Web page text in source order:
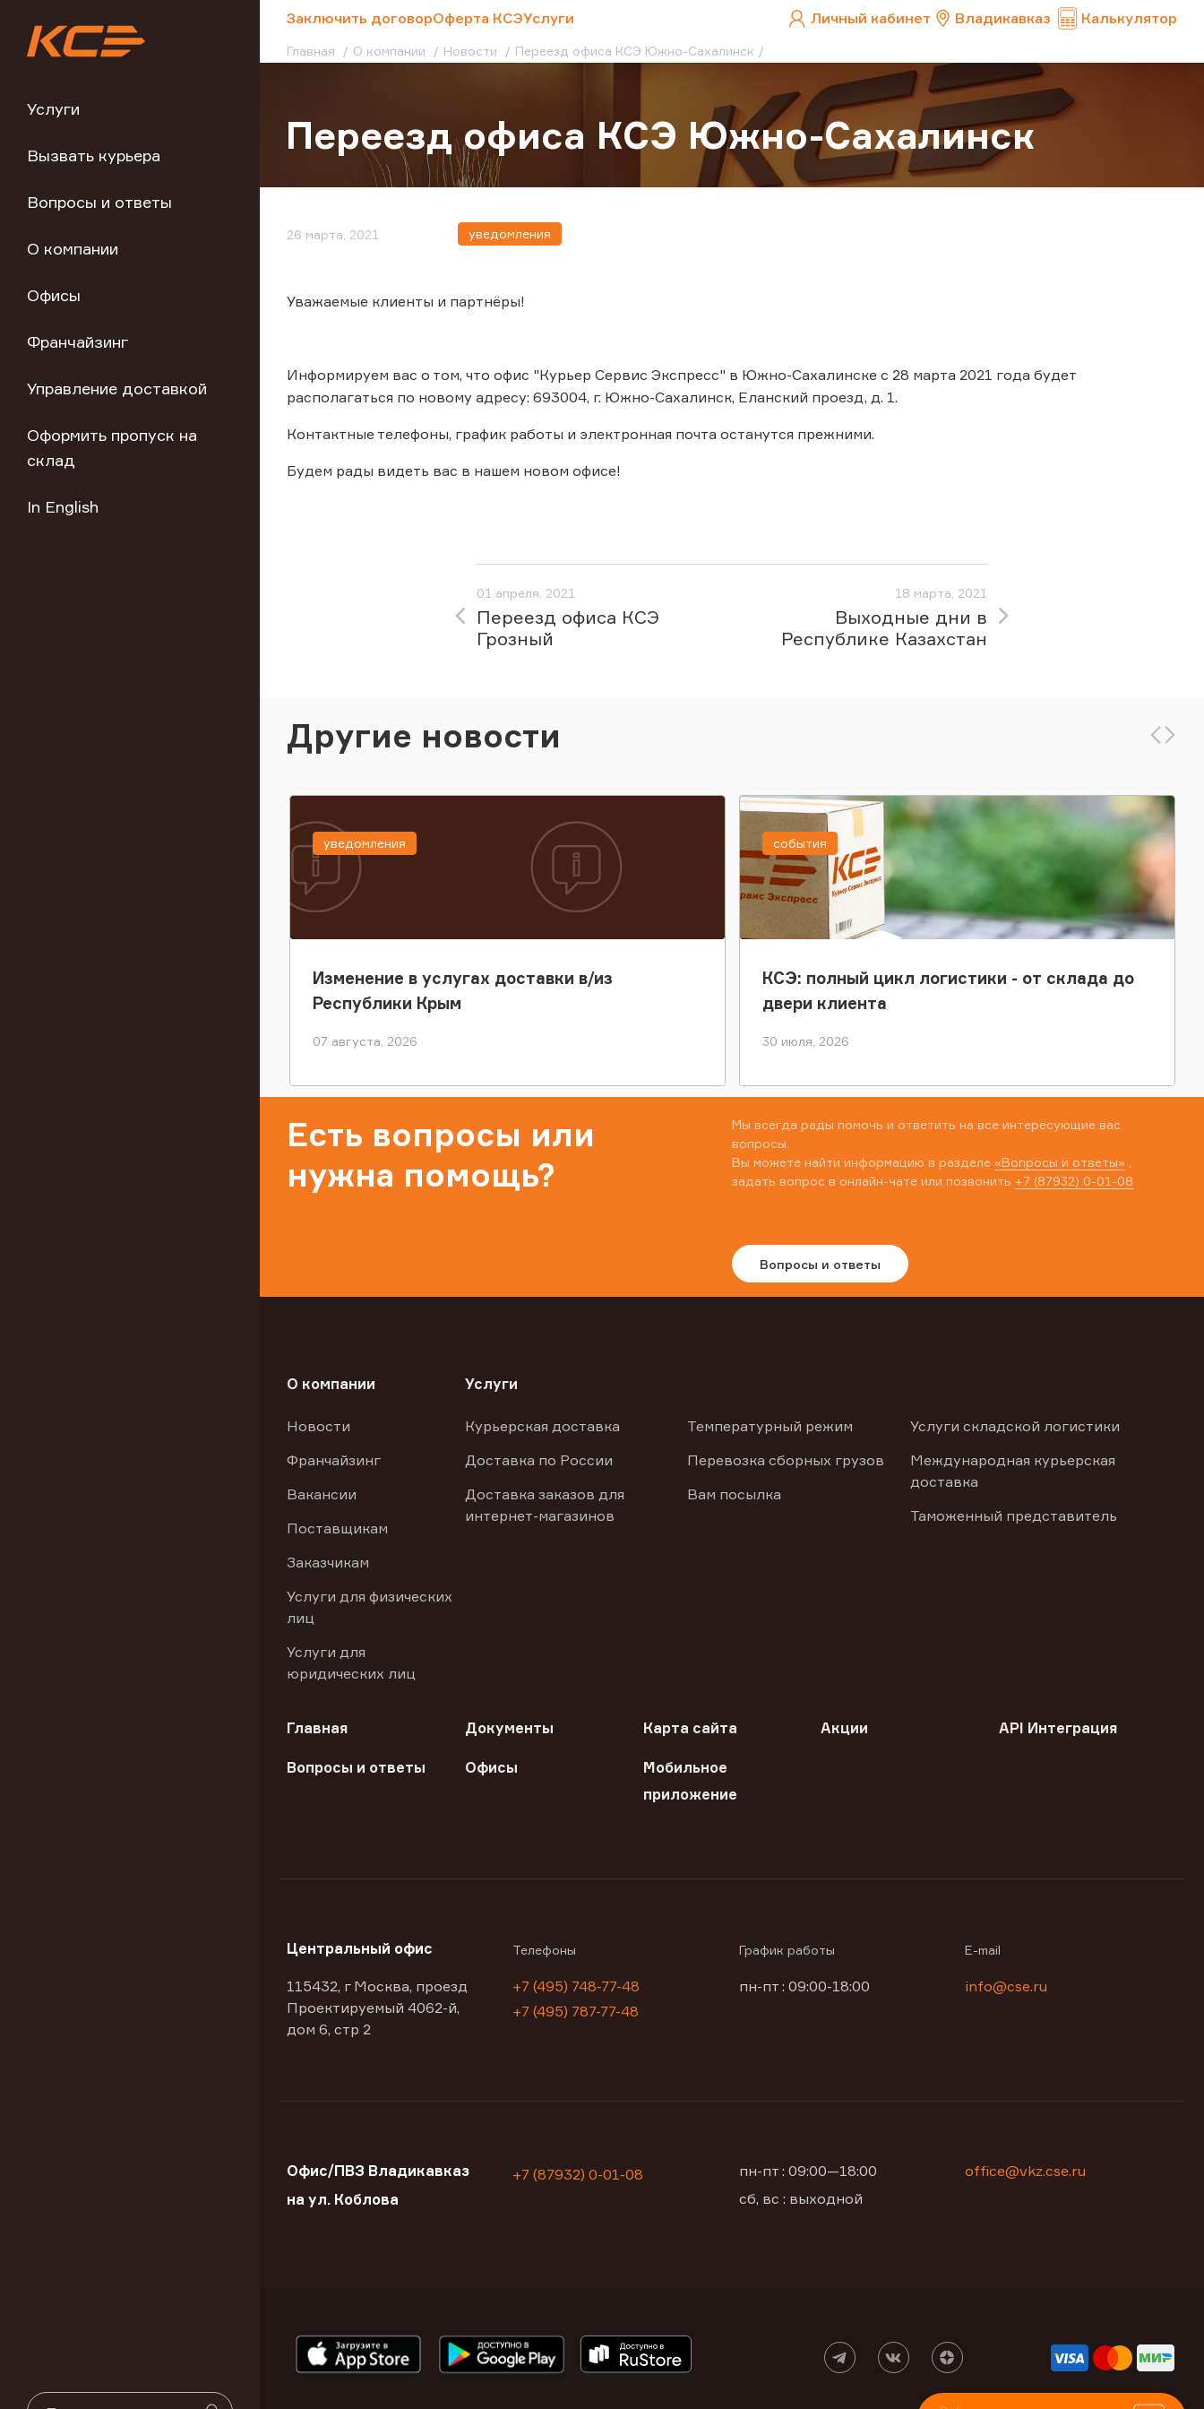
Услуги
Вызвать курьера
Вопросы и ответы
О компании
Офисы
Франчайзинг
Управление доставкой
Оформить пропуск на
склад
In English
Заключить договорОферта КСЭУслуги Личный кабинет Владикавказ Калькулятор
Главная О компании Новости Переезд офиса КСЭ Южно-Сахалинск
Переезд офиса КСЭ Южно-Сахалинск
26 марта, 2021 уведомления
Уважаемые клиенты и партнёры!
Информируем вас о том, что офис "Курьер Сервис Экспресс" в Южно-Сахалинске с 28 марта 2021 года будет
располагаться по новому адресу: 693004, г. Южно-Сахалинск, Еланский проезд, д. 1.
Контактные телефоны, график работы и электронная почта останутся прежними.
Будем рады видеть вас в нашем новом офисе!
01 апреля, 2021
Переезд офиса КСЭ
Грозный
18 марта, 2021
Выходные дни в
Республике Казахстан
Другие новости
Изменение в услугах доставки в/из
Республики Крым
07 августа, 2026
уведомления
КСЭ: полный цикл логистики - от склада до
двери клиента
30 июля, 2026
события
Есть вопросы или
нужна помощь?
Мы всегда рады помочь и ответить на все интересующие вас
вопросы.
Вы можете найти информацию в разделе «Вопросы и ответы»
задать вопрос в онлайн-чате или позвонить +7 (87932) 0-01-08
Вопросы и ответы
О компании
Новости
Франчайзинг
Вакансии
Поставщикам
Заказчикам
Услуги для физических
лиц
Услуги для
юридических лиц
Услуги
Курьерская доставка
Доставка по России
Доставка заказов для
интернет-магазинов
Температурный режим
Перевозка сборных грузов
Вам посылка
Услуги складской логистики
Международная курьерская
доставка
Таможенный представитель
Главная Документы Карта сайта Акции API Интеграция
Вопросы и ответы Офисы
Мобильное
приложение
Центральный офис
115432, г Москва, проезд
Проектируемый 4062-й,
дом 6, стр 2
Телефоны
+7 (495) 748-77-48
+7 (495) 787-77-48
График работы
пн-пт : 09:00-18:00
E-mail
info@cse.ru
Офис/ПВЗ Владикавказ
на ул. Коблова
+7 (87932) 0-01-08
пн-пт : 09:00—18:00
сб, вс : выходной
office@vkz.cse.ru